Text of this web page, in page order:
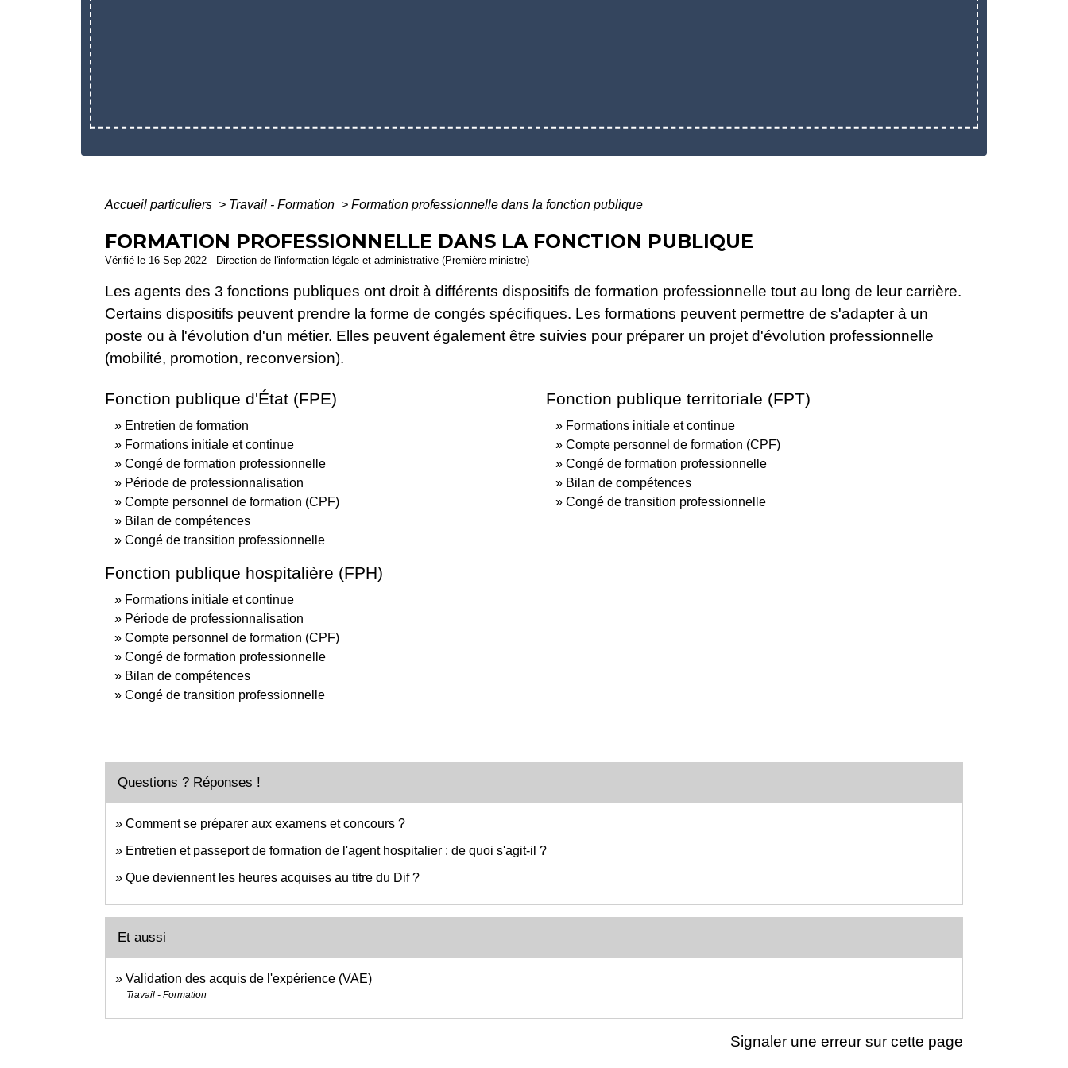
Accueil particuliers > Travail - Formation > Formation professionnelle dans la fonction publique
FORMATION PROFESSIONNELLE DANS LA FONCTION PUBLIQUE
Vérifié le 16 Sep 2022 - Direction de l'information légale et administrative (Première ministre)
Les agents des 3 fonctions publiques ont droit à différents dispositifs de formation professionnelle tout au long de leur carrière.
Certains dispositifs peuvent prendre la forme de congés spécifiques. Les formations peuvent permettre de s'adapter à un
poste ou à l'évolution d'un métier. Elles peuvent également être suivies pour préparer un projet d'évolution professionnelle
(mobilité, promotion, reconversion).
Fonction publique d'État (FPE)
Entretien de formation
Formations initiale et continue
Congé de formation professionnelle
Période de professionnalisation
Compte personnel de formation (CPF)
Bilan de compétences
Congé de transition professionnelle
Fonction publique territoriale (FPT)
Formations initiale et continue
Compte personnel de formation (CPF)
Congé de formation professionnelle
Bilan de compétences
Congé de transition professionnelle
Fonction publique hospitalière (FPH)
Formations initiale et continue
Période de professionnalisation
Compte personnel de formation (CPF)
Congé de formation professionnelle
Bilan de compétences
Congé de transition professionnelle
Questions ? Réponses !
Comment se préparer aux examens et concours ?
Entretien et passeport de formation de l'agent hospitalier : de quoi s'agit-il ?
Que deviennent les heures acquises au titre du Dif ?
Et aussi
Validation des acquis de l'expérience (VAE)
Travail - Formation
Signaler une erreur sur cette page